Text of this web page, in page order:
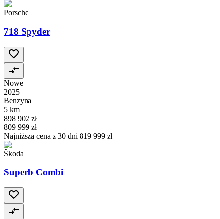
Porsche
718 Spyder
Nowe
2025
Benzyna
5 km
898 902 zł
809 999 zł
Najniższa cena z 30 dni 819 999 zł
Škoda
Superb Combi